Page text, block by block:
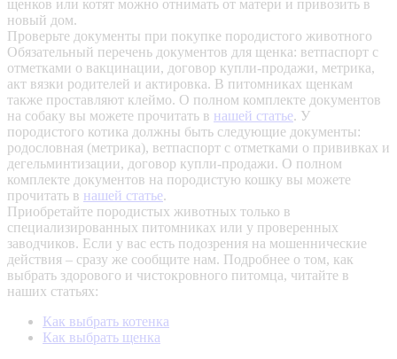
щенков или котят можно отнимать от матери и привозить в
новый дом.
Проверьте документы при покупке породистого животного
Обязательный перечень документов для щенка: ветпаспорт с
отметками о вакцинации, договор купли-продажи, метрика,
акт вязки родителей и актировка. В питомниках щенкам
также проставляют клеймо. О полном комплекте документов
на собаку вы можете прочитать в нашей статье. У
породистого котика должны быть следующие документы:
родословная (метрика), ветпаспорт с отметками о прививках и
дегельминтизации, договор купли-продажи. О полном
комплекте документов на породистую кошку вы можете
прочитать в нашей статье.
Приобретайте породистых животных только в
специализированных питомниках или у проверенных
заводчиков. Если у вас есть подозрения на мошеннические
действия – сразу же сообщите нам. Подробнее о том, как
выбрать здорового и чистокровного питомца, читайте в
наших статьях:
Как выбрать котенка
Как выбрать щенка